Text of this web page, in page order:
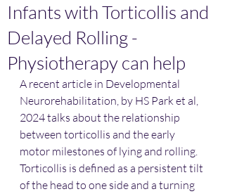
Infants with Torticollis and
Delayed Rolling -
Physiotherapy can help
A recent article in Developmental
Neurorehabilitation, by HS Park et al,
2024 talks about the relationship
between torticollis and the early
motor milestones of lying and rolling.
Torticollis is defined as a persistent tilt
of the head to one side and a turning